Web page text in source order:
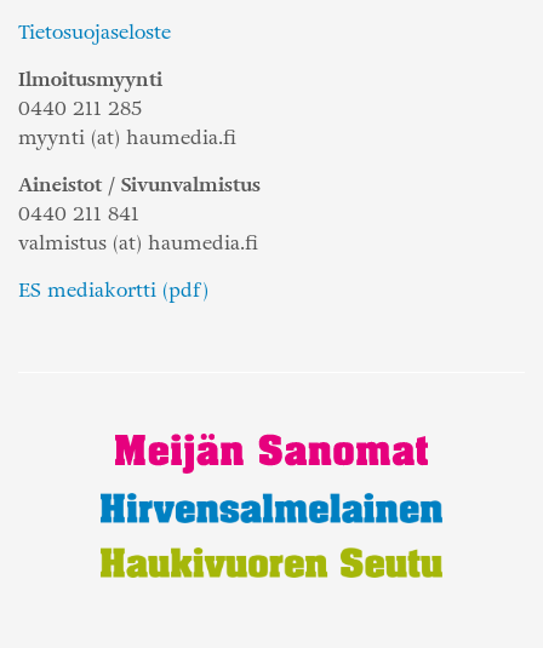
Tietosuojaseloste
Ilmoitusmyynti
0440 211 285
myynti (at) haumedia.fi
Aineistot / Sivunvalmistus
0440 211 841
valmistus (at) haumedia.fi
ES mediakortti (pdf)